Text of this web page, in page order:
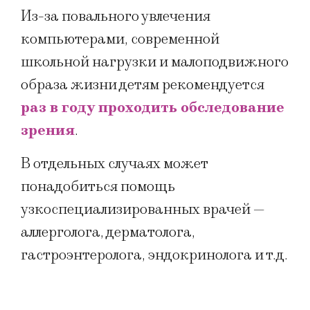
Из-за повального увлечения
компьютерами, современной
школьной нагрузки и малоподвижного
образа жизни детям рекомендуется
раз в году проходить обследование
зрения.
В отдельных случаях может
понадобиться помощь
узкоспециализированных врачей —
аллерголога, дерматолога,
гастроэнтеролога, эндокринолога и т.д.